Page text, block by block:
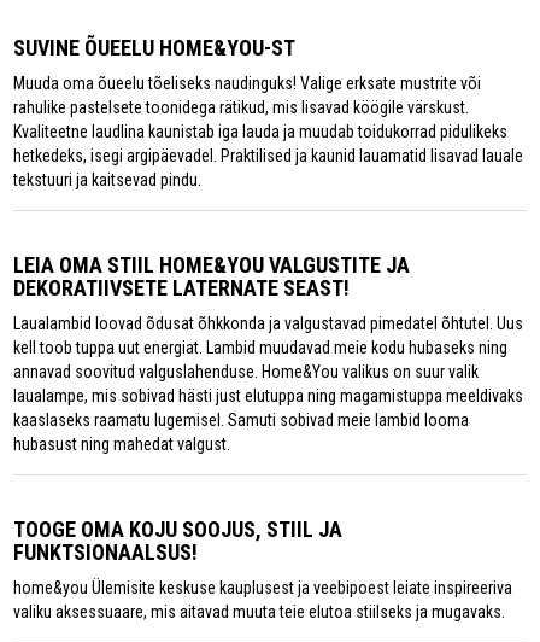
SUVINE ÕUEELU HOME&YOU-ST
Muuda oma õueelu tõeliseks naudinguks! Valige erksate mustrite või
rahulike pastelsete toonidega rätikud, mis lisavad köögile värskust.
Kvaliteetne laudlina kaunistab iga lauda ja muudab toidukorrad pidulikeks
hetkedeks, isegi argipäevadel. Praktilised ja kaunid lauamatid lisavad lauale
tekstuuri ja kaitsevad pindu.
LEIA OMA STIIL HOME&YOU VALGUSTITE JA
DEKORATIIVSETE LATERNATE SEAST!
Laualambid loovad õdusat õhkkonda ja valgustavad pimedatel õhtutel. Uus
kell toob tuppa uut energiat. Lambid muudavad meie kodu hubaseks ning
annavad soovitud valguslahenduse. Home&You valikus on suur valik
laualampe, mis sobivad hästi just elutuppa ning magamistuppa meeldivaks
kaaslaseks raamatu lugemisel. Samuti sobivad meie lambid looma
hubasust ning mahedat valgust.
TOOGE OMA KOJU SOOJUS, STIIL JA
FUNKTSIONAALSUS!
home&you Ülemisite keskuse kauplusest ja veebipoest leiate inspireeriva
valiku aksessuaare, mis aitavad muuta teie elutoa stiilseks ja mugavaks.